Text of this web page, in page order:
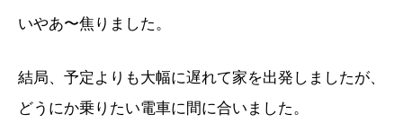
いやあ〜焦りました。
結局、予定よりも大幅に遅れて家を出発しましたが、
どうにか乗りたい電車に間に合いました。